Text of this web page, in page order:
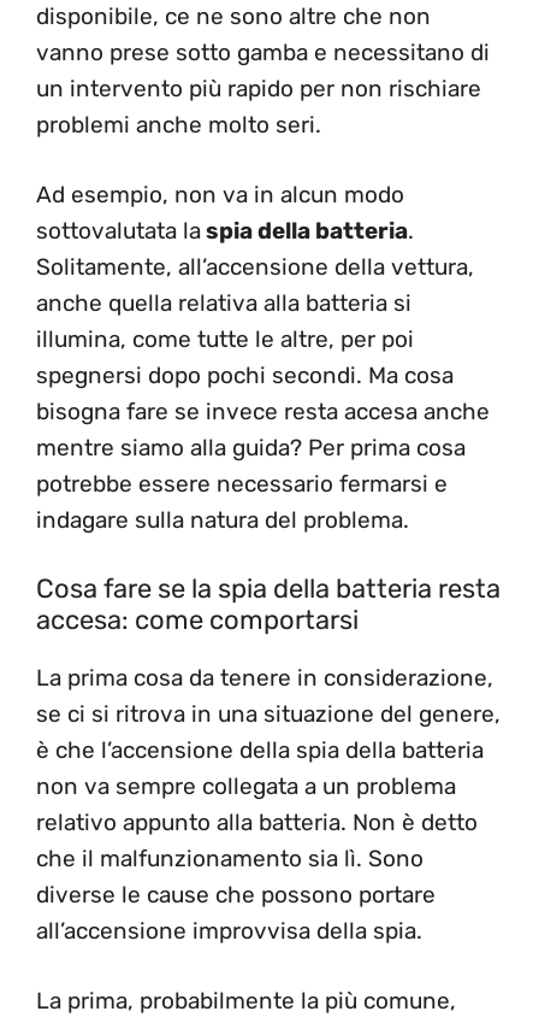
disponibile, ce ne sono altre che non
vanno prese sotto gamba e necessitano di
un intervento più rapido per non rischiare
problemi anche molto seri.
Ad esempio, non va in alcun modo
sottovalutata laspia della batteria.
Solitamente, all’accensione della vettura,
anche quella relativa alla batteria si
illumina, come tutte le altre, per poi
spegnersi dopo pochi secondi. Ma cosa
bisogna fare se invece resta accesa anche
mentre siamo alla guida? Per prima cosa
potrebbe essere necessario fermarsi e
indagare sulla natura del problema.
Cosa fare se la spia della batteria resta
accesa: come comportarsi
La prima cosa da tenere in considerazione,
se ci si ritrova in una situazione del genere,
è che l’accensione della spia della batteria
non va sempre collegata a un problema
relativo appunto alla batteria. Non è detto
che il malfunzionamento sia lì. Sono
diverse le cause che possono portare
all’accensione improvvisa della spia.
La prima, probabilmente la più comune,